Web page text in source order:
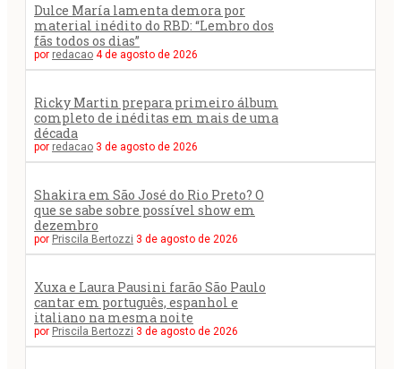
Dulce María lamenta demora por
material inédito do RBD: “Lembro dos
fãs todos os dias”
por redacao 4 de agosto de 2026
Ricky Martin prepara primeiro álbum
completo de inéditas em mais de uma
década
por redacao 3 de agosto de 2026
Shakira em São José do Rio Preto? O
que se sabe sobre possível show em
dezembro
por Priscila Bertozzi 3 de agosto de 2026
Xuxa e Laura Pausini farão São Paulo
cantar em português, espanhol e
italiano na mesma noite
por Priscila Bertozzi 3 de agosto de 2026